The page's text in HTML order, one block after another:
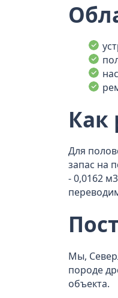
Как
Для
запас на
- 0,0162
Мы,
породе
объекта.